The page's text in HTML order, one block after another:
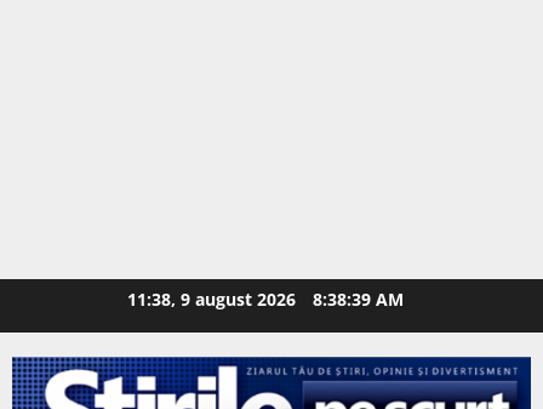
11:38, 9 august 2026 8:38:40 AM